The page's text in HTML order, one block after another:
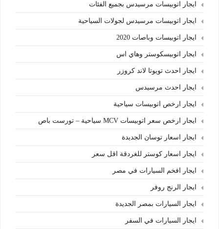
ايجار اتوبيسات مرسيدس بجميع الفئات
ايجار اتوبيسات مرسيدس لجولات السياحية
ايجار اتوبيسات وباصات 2020
ايجار اتوبيسكوستر وهاي اس
ايجار احدث تويوتا لاند كروزر
ايجار احدث مرسيدس
ايجار ارخص اتوبيسات سياحية
ايجار ارخص سعر اتوبيسات MCV سياحية – تورست باص
ايجار اسعار توسان الجديدة
ايجار اسعار كوستر للغردقة اقل سعر
ايجار افخم السيارات في مصر
ايجار الرنج روفر
ايجار السيارات بمصر الجديدة
ايجار السيارات في السفر